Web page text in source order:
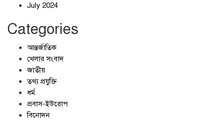
July 2024
Categories
আন্তর্জাতিক
খেলার সংবাদ
জাতীয়
তথ্য প্রযুক্তি
ধর্ম
প্রবাস-ইউরোপ
বিনোদন